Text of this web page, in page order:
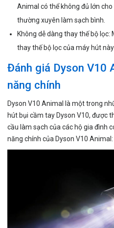
Animal có thể không đủ lớn
thường xuyên làm sạch bình.
Không dễ dàng thay thế bộ
thay thế bộ lọc của máy hút
Đánh giá Dyson V10
năng chính
Dyson V10 Animal là một trong
hút bụi cầm tay Dyson V10, được
cầu làm sạch của các hộ gia đình
năng chính của Dyson V10 Animal: